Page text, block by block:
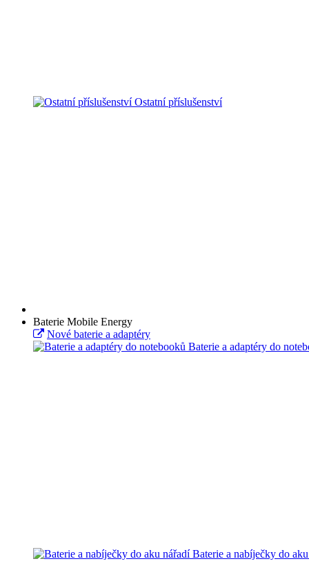
Ostatní příslušenství
Baterie Mobile Energy
Nové baterie a adaptéry
Baterie a adaptéry do
Baterie a nabíječky do